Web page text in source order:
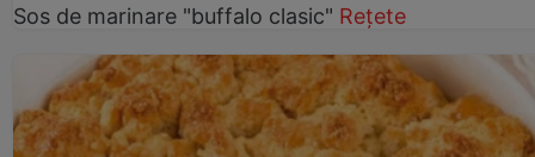
Sos de marinare "buffalo clasic" Rețete